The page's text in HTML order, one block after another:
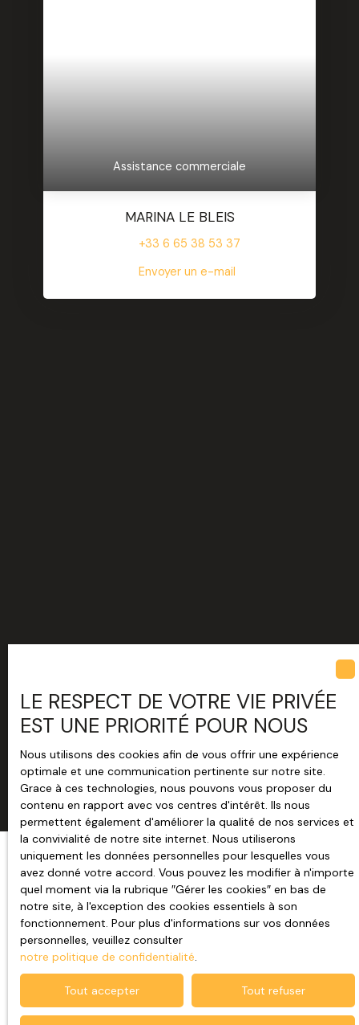
Assistance commerciale
MARINA LE BLEIS
+33 6 65 38 53 37
Envoyer un e-mail
JE RECHERCHE UN BIEN
Vente maison individuelle Penmarch (29760)
Vente maison Plomeur (29120)
Vente terrain constructible Penmarch (29760)
Vente terrain constructible Guilvinec (29730)
LE RESPECT DE VOTRE VIE PRIVÉE
EST UNE PRIORITÉ POUR NOUS
Nous utilisons des cookies afin de vous offrir une expérience
optimale et une communication pertinente sur notre site.
Grace à ces technologies, nous pouvons vous proposer du
contenu en rapport avec vos centres d'intérêt. Ils nous
permettent également d'améliorer la qualité de nos services et
la convivialité de notre site internet. Nous utiliserons
uniquement les données personnelles pour lesquelles vous
avez donné votre accord. Vous pouvez les modifier à n'importe
quel moment via la rubrique ″Gérer les cookies″ en bas de
notre site, à l'exception des cookies essentiels à son
fonctionnement. Pour plus d'informations sur vos données
personnelles, veuillez consulter
notre politique de confidentialité.
Tout accepter Tout refuser